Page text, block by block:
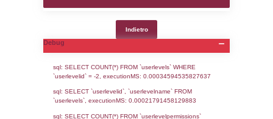
AUTORIZZAZIONI/CERTIFICAZIONI E
CONTROLLO A CUI è SOGGETTO LO
SEZIONE F (pubblico) - DESCRIZIONE
DELL'AMBIENTE/TERRITORIO